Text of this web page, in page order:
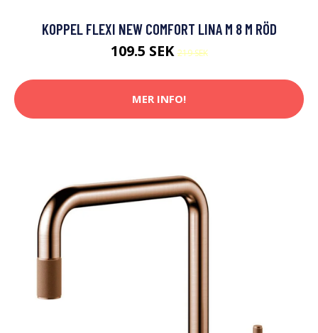
KOPPEL FLEXI NEW COMFORT LINA M 8 M RÖD
109.5 SEK219 SEK
MER INFO!